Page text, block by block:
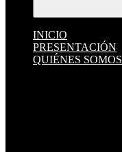
INICIO
PRESENTACIÓN
QUIÉNES SOMOS